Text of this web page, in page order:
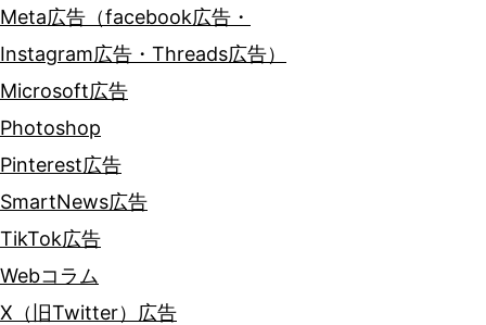
Meta広告（facebook広告・
Instagram広告・Threads広告）
Microsoft広告
Photoshop
Pinterest広告
SmartNews広告
TikTok広告
Webコラム
X（旧Twitter）広告